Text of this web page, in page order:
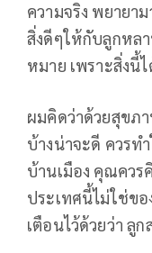
ความจริง พยายา
สิ่งดีๆให้กับลูกหล
หมาย เพราะสิ่งนี้
ผมคิดว่าด้วยสุขภ
บ้างน่าจะดี ควร
บ้านเมือง คุณควร
ประเทศนี้ไม่ใช่ข
เตือนไว้ด้วยว่า ลู